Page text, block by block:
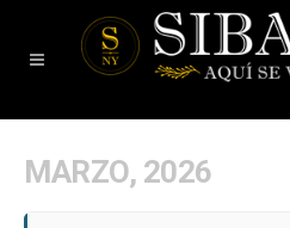
MARZO, 2026